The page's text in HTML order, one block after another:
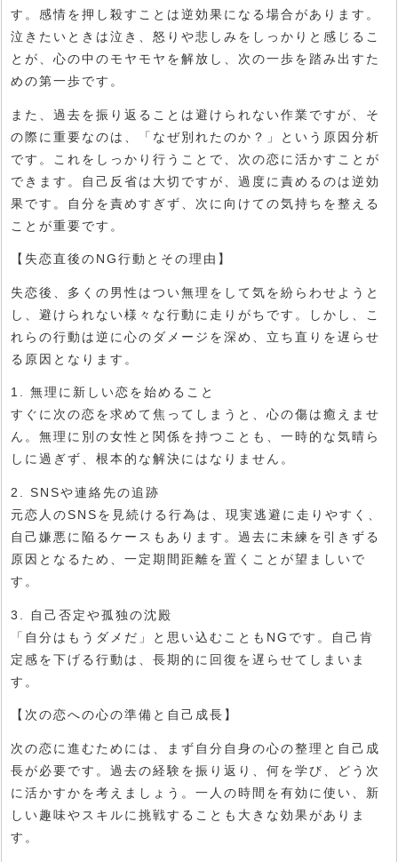
す。感情を押し殺すことは逆効果になる場合があります。
泣きたいときは泣き、怒りや悲しみをしっかりと感じるこ
とが、心の中のモヤモヤを解放し、次の一歩を踏み出すた
めの第一歩です。
また、過去を振り返ることは避けられない作業ですが、そ
の際に重要なのは、「なぜ別れたのか？」という原因分析
です。これをしっかり行うことで、次の恋に活かすことが
できます。自己反省は大切ですが、過度に責めるのは逆効
果です。自分を責めすぎず、次に向けての気持ちを整える
ことが重要です。
【失恋直後のNG行動とその理由】
失恋後、多くの男性はつい無理をして気を紛らわせようと
し、避けられない様々な行動に走りがちです。しかし、こ
れらの行動は逆に心のダメージを深め、立ち直りを遅らせ
る原因となります。
1. 無理に新しい恋を始めること
すぐに次の恋を求めて焦ってしまうと、心の傷は癒えませ
ん。無理に別の女性と関係を持つことも、一時的な気晴ら
しに過ぎず、根本的な解決にはなりません。
2. SNSや連絡先の追跡
元恋人のSNSを見続ける行為は、現実逃避に走りやすく、
自己嫌悪に陥るケースもあります。過去に未練を引きずる
原因となるため、一定期間距離を置くことが望ましいで
す。
3.
自己否定や孤独の沈殿
「自分はもうダメだ」と思い込むこともNGです。自己肯
定感を下げる行動は、長期的に回復を遅らせてしまいま
す。
【次の恋への心の準備と自己成長】
次の恋に進むためには、まず自分自身の心の整理と自己成
長が必要です。過去の経験を振り返り、何を学び、どう次
に活かすかを考えましょう。一人の時間を有効に使い、新
しい趣味やスキルに挑戦することも大きな効果がありま
す。